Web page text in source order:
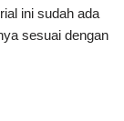
ini sudah ada
sesuai dengan